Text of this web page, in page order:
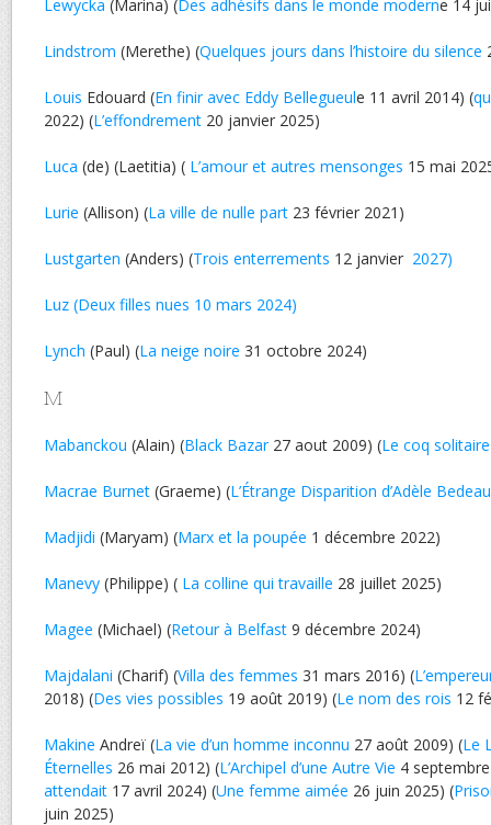
Lewycka (Marina) (Des adhésifs dans le monde moderne 14
Lindstrom (Merethe) (Quelques jours dans l’histoire du silence
Louis Edouard (En finir avec Eddy Bellegueule 11 avril 2014) (
2022) (L’effondrement 20 janvier 2025)
Luca (de) (Laetitia) ( L’amour et autres mensonges 15 mai
Lurie (Allison) (La ville de nulle part 23 février 2021)
Lustgarten (Anders) (Trois enterrements 12 janvier 2027)
Luz (Deux filles nues 10 mars 2024)
Lynch (Paul) (La neige noire 31 octobre 2024)
M
Mabanckou (Alain) (Black Bazar27 aout 2009) (Le coq solitaire
Macrae Burnet (Graeme) (L’Étrange Disparition d’Adèle Bedeau
Madjidi (Maryam) (Marx et la poupée 1 décembre 2022)
Manevy (Philippe) ( La colline qui travaille 28 juillet 2025)
Magee (Michael) (Retour à Belfast 9 décembre 2024)
Majdalani (Charif) (Villa des femmes 31 mars 2016) (
2018) (Des vies possibles 19 août 2019) (Le nom des rois 12
Makine Andreï (La vie d’un homme inconnu 27 août 2009) (Le
Éternelles 26 mai 2012) (L’Archipel d’une Autre Vie 4
attendait 17 avril 2024) (Une femme aimée 26 juin 2025) (
juin 2025)